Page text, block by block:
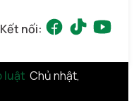
Kết nối:
luật Chủ nhật,